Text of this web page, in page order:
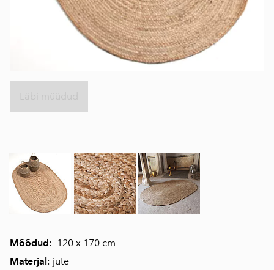
Mõõdud: 120 x 170 cm
Materjal : jute